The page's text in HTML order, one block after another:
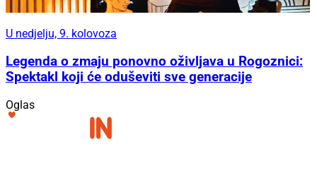
U nedjelju, 9. kolovoza
Legenda o zmaju ponovno oživljava u Rogoznici:
Spektakl koji će oduševiti sve generacije
Oglas